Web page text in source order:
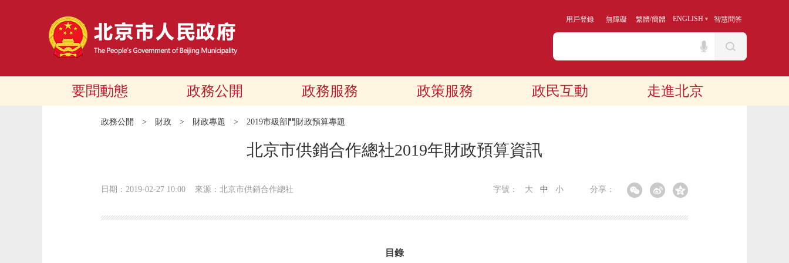
用戶登錄 無障礙 繁體/簡體 ENGLISH 智慧問答
要聞動態 政務公開 政務服務 政策服務 政民互動 走進北京
政務公開 > 財政 > 財政專題 > 2019市級部門財政預算專題
北京市供銷合作總社2019年財政預算資訊
日期：2019-02-27 10:00 來源：北京市供銷合作總社 分享：
字號： 大 中 小
目錄